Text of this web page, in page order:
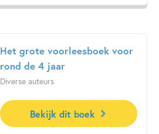
Het grote voorleesboek voor
rond de 4 jaar
Diverse auteurs
Bekijk dit boek